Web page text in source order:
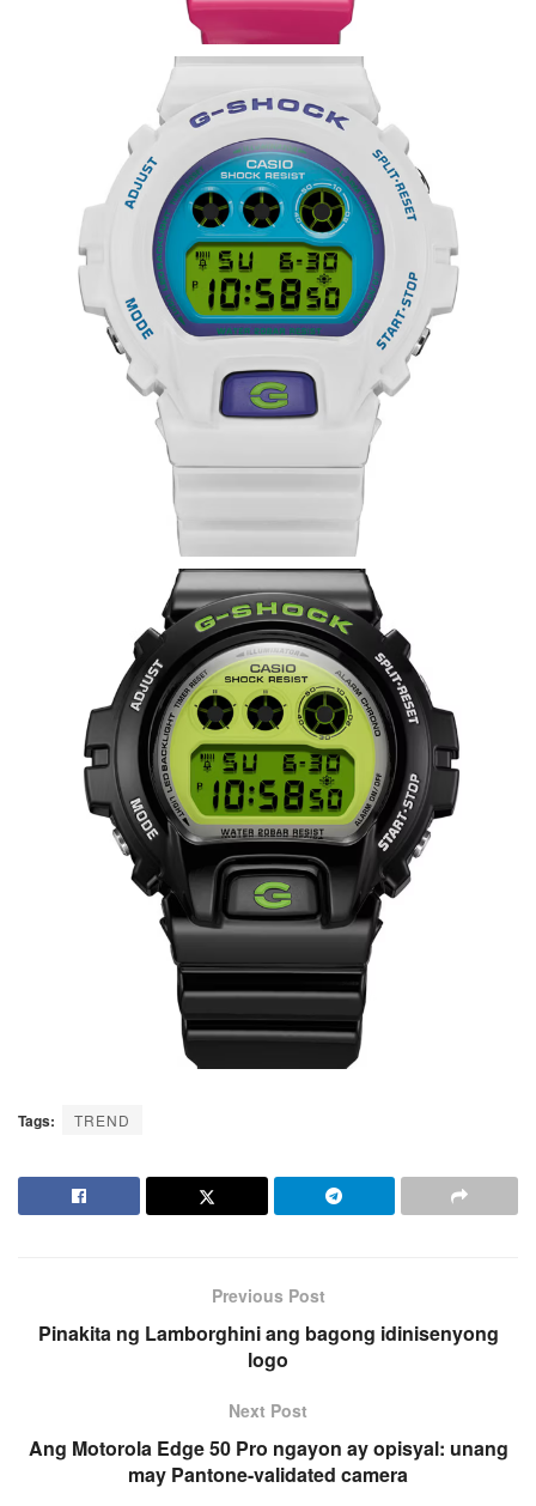
Tags: TREND
Previous Post
Pinakita ng Lamborghini ang bagong idinisenyong
logo
Next Post
Ang Motorola Edge 50 Pro ngayon ay opisyal: unang
may Pantone-validated camera